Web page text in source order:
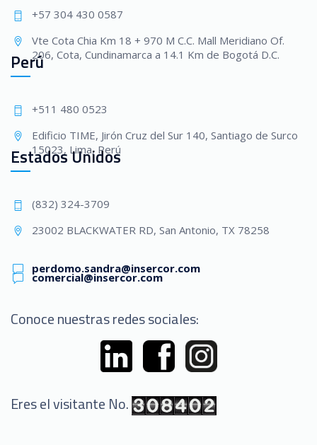
+57 304 430 0587
Vte Cota Chia Km 18 + 970 M C.C. Mall Meridiano Of.
206, Cota, Cundinamarca a 14.1 Km de Bogotá D.C.
Perú
+511 480 0523
Edificio TIME, Jirón Cruz del Sur 140, Santiago de Surco
15023, Lima, Perú
Estados Unidos
(832) 324-3709
23002 BLACKWATER RD, San Antonio, TX 78258
comercial@insercor.com
perdomo.sandra@insercor.com
Conoce nuestras redes sociales:
Eres el visitante No.